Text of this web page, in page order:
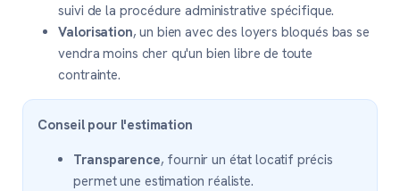
suivi de la procédure administrative spécifique.
Valorisation, un bien avec des loyers bloqués bas se
vendra moins cher qu'un bien libre de toute
contrainte.
Conseil pour l'estimation
Transparence, fournir un état locatif précis
permet une estimation réaliste.